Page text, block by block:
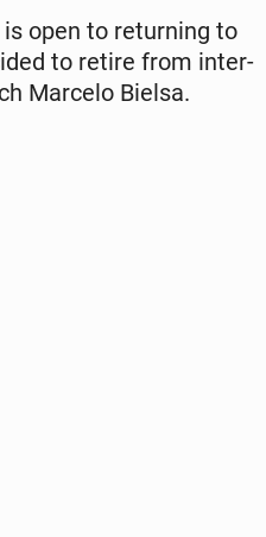
is open to re­turn­ing to
to retire from in­ter­
Marcelo Bielsa.